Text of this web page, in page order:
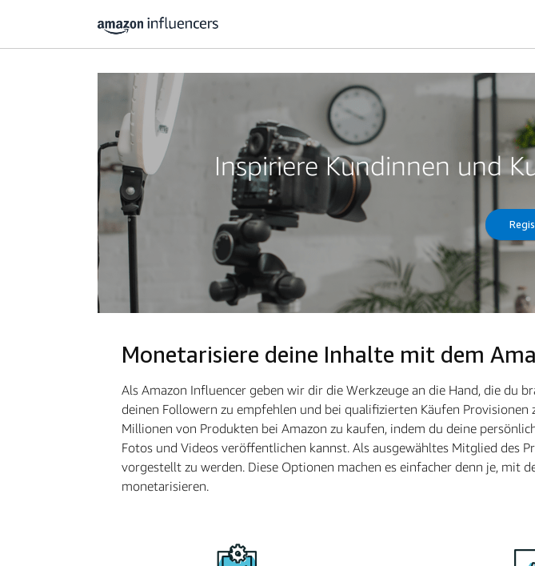
Inspiriere Kundinnen und
Monetarisiere deine Inhalte mit dem
Als Amazon Influencer geben wir dir die Werkzeuge an die Hand, die du
deinen Followern zu empfehlen und bei qualifizierten Käufen
Millionen von Produkten bei Amazon zu kaufen, indem du deine
Fotos und Videos veröffentlichen kannst. Als ausgewähltes Mitglied des
vorgestellt zu werden. Diese Optionen machen es einfacher denn je, mit
monetarisieren.